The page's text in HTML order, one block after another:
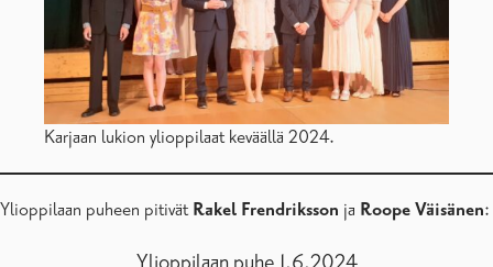
Karjaan lukion ylioppilaat keväällä 2024.
Ylioppilaan puheen pitivät Rakel Frendriksson ja Roope Väisänen: